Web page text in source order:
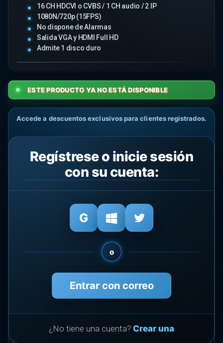
16 CH HDCVI o CVBS / 1 CH audio / 2 IP
1080N/720p (15FPS)
No dispone de Alarmas
Salida VGA y HDMI Full HD
Admite 1 disco duro
ESTE PRODUCTO YA NO ESTÁ DISPONIBLE
Accede a descuentos exclusivos para clientes registrados.
Regístrese o inicie sesión
con su cuenta:
o
Entrar con correo
¿No tiene una cuenta? Crear una